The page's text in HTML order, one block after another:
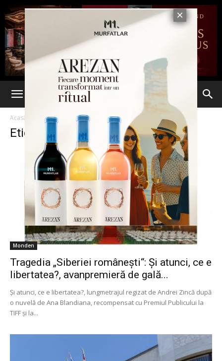
Acasă Etichete Cinema ateneu
Etichetă: cinema ateneu
Monden
Tragedia „Siberiei românești“: Și atunci, ce e
libertatea?, avanpremieră de gală...
Și atunci, ce e libertatea?, lungmetrajul regizat de Andrei Zincă după
o nuvelă de Ana Blandiana, recompensat cu Premiul Publicului la
TIFF și la...